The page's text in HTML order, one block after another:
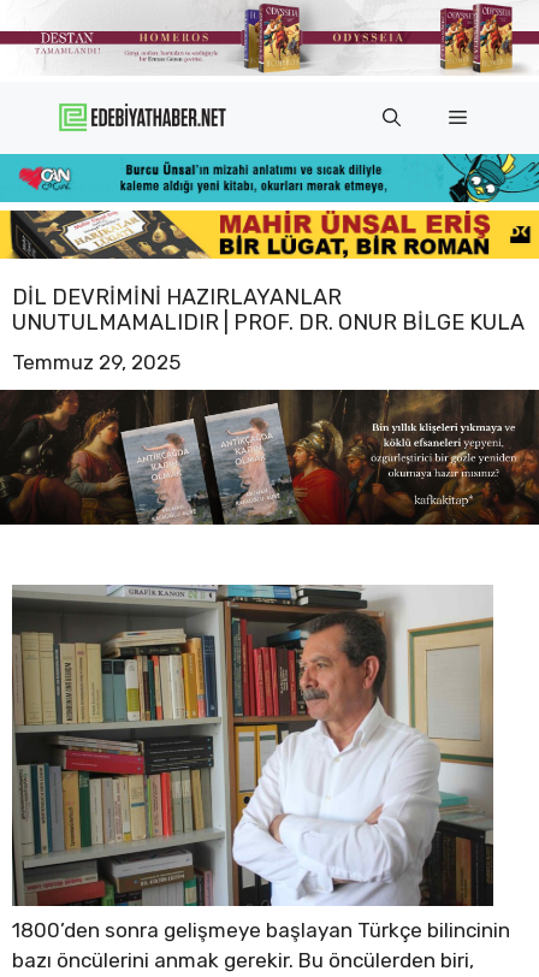
atla
Menü
DIL DEVRIMINI HAZIRLAYANLAR
UNUTULMAMALIDIR | PROF. DR. ONUR BILGE KULA
Temmuz 29, 2025
1800’den sonra gelişmeye başlayan Türkçe bilincinin
bazı öncülerini anmak gerekir. Bu öncülerden biri,